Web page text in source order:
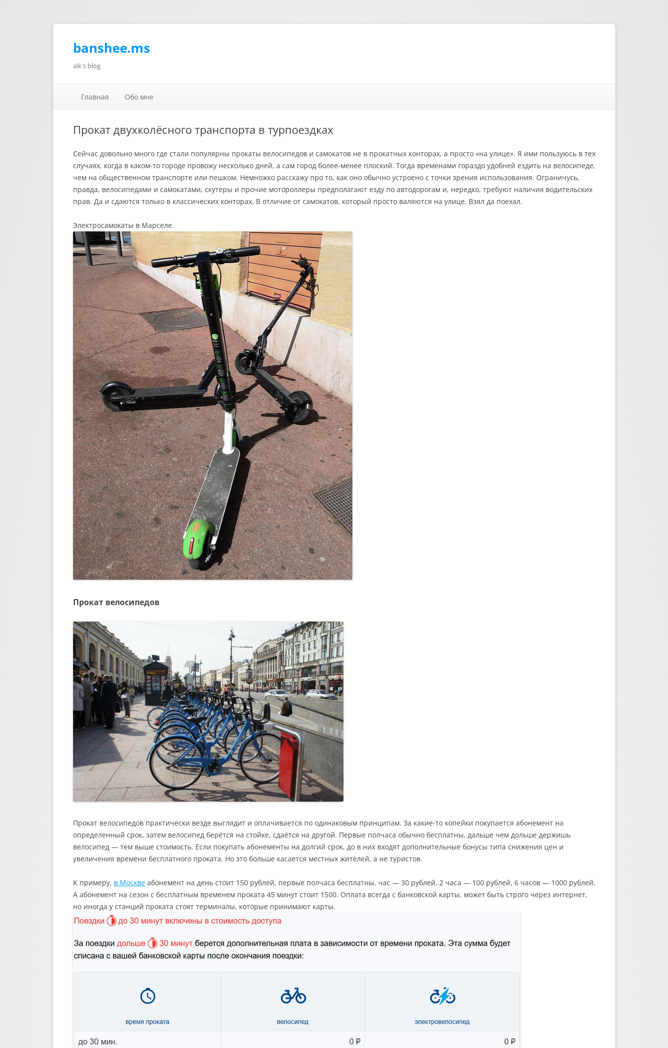
banshee.ms
aik's blog
Главная
Обо мне
Прокат двухколёсного транспорта в турпоездках
Сейчас довольно много где стали популярны прокаты велосипедов и самокатов не в прокатных конторах, а просто «на улице». Я ими пользуюсь в тех
случаях, когда в каком-то городе провожу несколько дней, а сам город более-менее плоский. Тогда временами гораздо удобней ездить на велосипеде,
чем на общественном транспорте или пешком. Немножко расскажу про то, как оно обычно устроено с точки зрения использования. Ограничусь,
правда, велосипедами и самокатами, скутеры и прочие мотороллеры предполагают езду по автодорогам и, нередко, требуют наличия водительских
прав. Да и сдаются только в классических конторах. В отличие от самокатов, который просто валяются на улице. Взял да поехал.
Электросамокаты в Марселе.
Прокат велосипедов
Прокат велосипедов практически везде выглядит и оплачивается по одинаковым принципам. За какие-то копейки покупается абонемент на
определенный срок, затем велосипед берётся на стойке, сдаётся на другой. Первые полчаса обычно бесплатны, дальше чем дольше держишь
велосипед — тем выше стоимость. Если покупать абонементы на долгий срок, до в них входят дополнительные бонусы типа снижения цен и
увеличения времени бесплатного проката. Но это больше касается местных жителей, а не туристов.
К примеру, в Москвеабонемент на день стоит 150 рублей, первые полчаса бесплатны, час — 30 рублей, 2 часа — 100 рублей, 6 часов — 1000 рублей.
А абонемент на сезон с бесплатным временем проката 45 минут стоит 1500. Оплата всегда с банковской карты, может быть строго через интернет,
но иногда у станций проката стоят терминалы, которые принимают карты.